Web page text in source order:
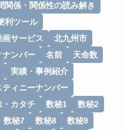
関係・関係性の読み解き
利ツール
サービス
北九州市
ナンバー 名前
天命数
実績・事例紹介
ィニーナンバー
・カタチ 数秘1
数秘2
数秘7 数秘8
数秘9